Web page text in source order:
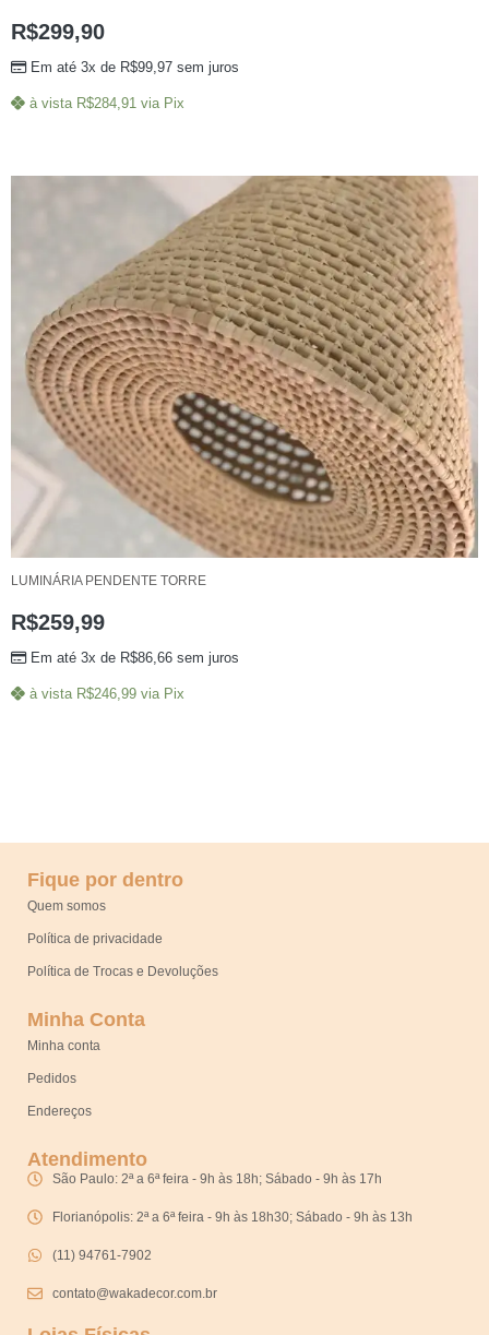
R$299,90
Em até 3x de R$99,97 sem juros
à vista R$284,91 via Pix
LUMINÁRIA PENDENTE TORRE
R$259,99
Em até 3x de R$86,66 sem juros
à vista R$246,99 via Pix
Fique por dentro
Quem somos
Política de privacidade
Política de Trocas e Devoluções
Minha Conta
Minha conta
Pedidos
Endereços
Atendimento
São Paulo: 2ª a 6ª feira - 9h às 18h; Sábado - 9h às 17h
Florianópolis: 2ª a 6ª feira - 9h às 18h30; Sábado - 9h às 13h
(11) 94761-7902
contato@wakadecor.com.br